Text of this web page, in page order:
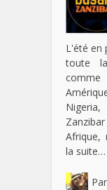
L'été en
toute
comme
Afrique,
la suite…
Par